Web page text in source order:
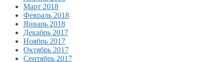
Март 2018
Февраль 2018
Январь 2018
Декабрь 2017
Ноябрь 2017
Октябрь 2017
Сентябрь 2017